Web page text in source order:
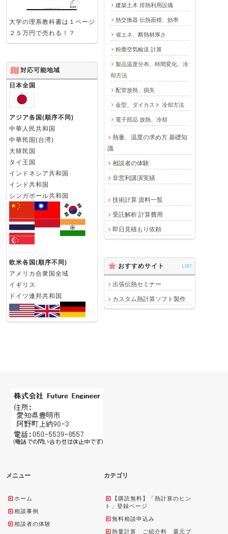
建築土木 排熱利用設備
熱交換器 伝熱面積、効率
省エネ、断熱材厚さ
粉塵空気輸送 計算
製品温度分布、時間変化、冷
却方法
配管放熱、損失
金型、ダイカスト 冷却方法
電子部品 放熱、冷却
熱量、温度の求め方 基礎知
識
相談者の体験
非営利講演実績
技術計算 資料一覧
受託解析 計算費用
即日見積もり依頼
大学の理系教科書は１ページ
２５万円で売れる！？
対応可能地域
日本全国
アジア各国(順序不同)
中華人民共和国
中華民国(台湾)
大韓民国
タイ王国
インドネシア共和国
インド共和国
シンガポール共和国
欧米各国(順序不同)
アメリカ合衆国全域
イギリス
ドイツ連邦共和国
おすすめサイト LIST
出張伝熱セミナー
カスタム熱計算ソフト製作
メニュー
ホーム
相談事例
相談者の体験
カテゴリ
【購読無料】「熱計算のヒン
ト」登録ページ
無料相談申込み
熱量計算 ご紹介料 還元プ